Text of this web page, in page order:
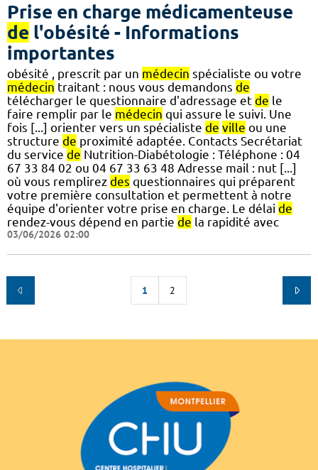
Prise en charge médicamenteuse
de l'obésité - Informations
importantes
obésité , prescrit par un médecin spécialiste ou votre
médecin traitant : nous vous demandons de
télécharger le questionnaire d'adressage et de le
faire remplir par le médecin qui assure le suivi. Une
fois [...] orienter vers un spécialiste de ville ou une
structure de proximité adaptée. Contacts Secrétariat
du service de Nutrition-Diabétologie : Téléphone : 04
67 33 84 02 ou 04 67 33 63 48 Adresse mail : nut [...]
où vous remplirez des questionnaires qui préparent
votre première consultation et permettent à notre
équipe d'orienter votre prise en charge. Le délai de
rendez-vous dépend en partie de la rapidité avec
03/06/2026 02:00
1 2